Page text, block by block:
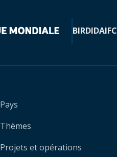
BIRDIDAIFC
Pays
Thèmes
Projets et opérations